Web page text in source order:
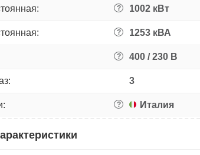
? 1002 кВт
? 1253 кВА
? 400 / 230 В
3
? Италия